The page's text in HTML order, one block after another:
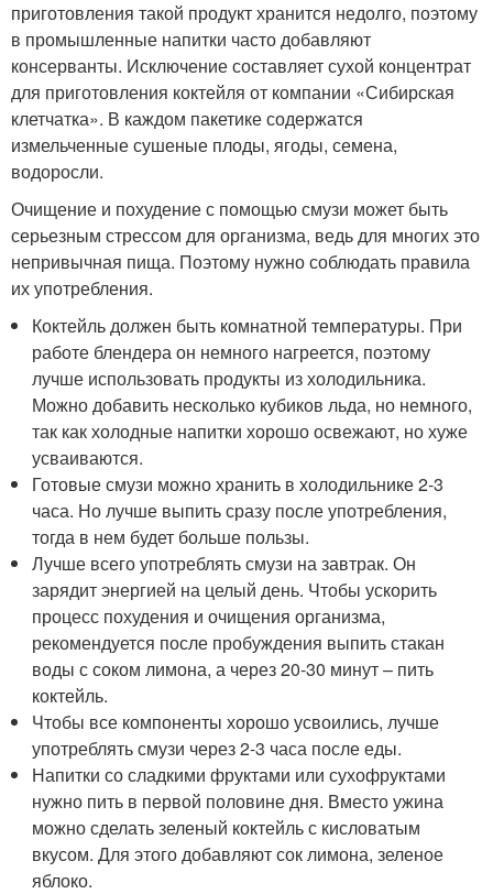
приготовления такой продукт хранится недолго, поэтому
в промышленные напитки часто добавляют
консерванты. Исключение составляет сухой концентрат
для приготовления коктейля от компании «Сибирская
клетчатка». В каждом пакетике содержатся
измельченные сушеные плоды, ягоды, семена,
водоросли.
Очищение и похудение с помощью смузи может быть
серьезным стрессом для организма, ведь для многих это
непривычная пища. Поэтому нужно соблюдать правила
их употребления.
Коктейль должен быть комнатной температуры. При
работе блендера он немного нагреется, поэтому
лучше использовать продукты из холодильника.
Можно добавить несколько кубиков льда, но немного,
так как холодные напитки хорошо освежают, но хуже
усваиваются.
Готовые смузи можно хранить в холодильнике 2-3
часа. Но лучше выпить сразу после употребления,
тогда в нем будет больше пользы.
Лучше всего употреблять смузи на завтрак. Он
зарядит энергией на целый день. Чтобы ускорить
процесс похудения и очищения организма,
рекомендуется после пробуждения выпить стакан
воды с соком лимона, а через 20-30 минут – пить
коктейль.
Чтобы все компоненты хорошо усвоились, лучше
употреблять смузи через 2-3 часа после еды.
Напитки со сладкими фруктами или сухофруктами
нужно пить в первой половине дня. Вместо ужина
можно сделать зеленый коктейль с кисловатым
вкусом. Для этого добавляют сок лимона, зеленое
яблоко.